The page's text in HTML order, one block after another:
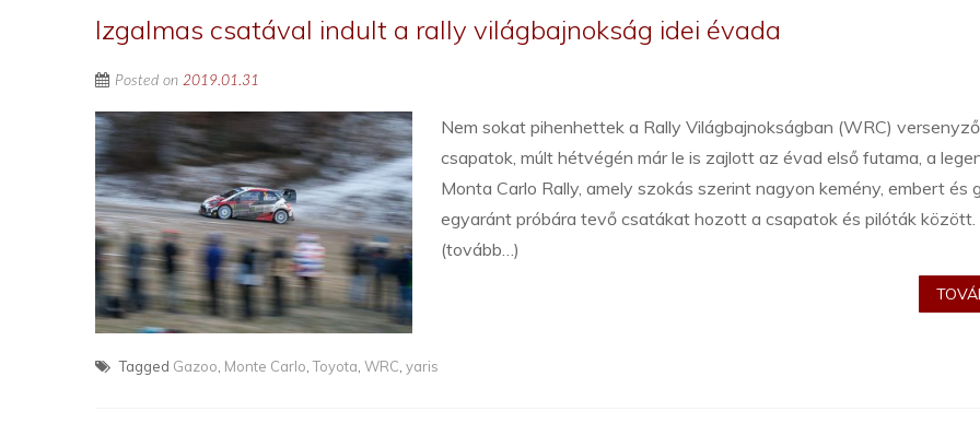
Izgalmas csatával indult a rally világbajnokság idei évada
Posted on 2019.01.31
Nem sokat pihenhettek a Rally Világbajnokságban (WRC) versenyző
csapatok, múlt hétvégén már le is zajlott az évad első futama, a
Monta Carlo Rally, amely szokás szerint nagyon kemény, embert és
egyaránt próbára tevő csatákat hozott a csapatok és pilóták között.
(tovább…)
Tagged Gazoo, Monte Carlo,Toyota, WRC, yaris